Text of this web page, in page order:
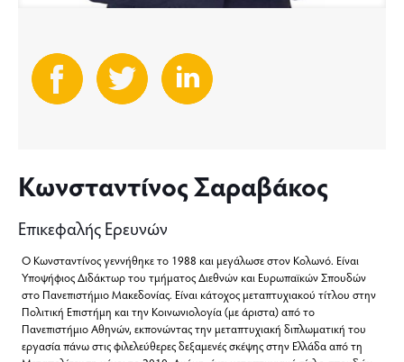
Κωνσταντίνος Σαραβάκος
Επικεφαλής Ερευνών
Ο Κωνσταντίνος γεννήθηκε το 1988 και μεγάλωσε στον Κολωνό. Είναι
Υποψήφιος Διδάκτωρ του τμήματος Διεθνών και Ευρωπαϊκών Σπουδών
στο Πανεπιστήμιο Μακεδονίας. Είναι κάτοχος μεταπτυχιακού τίτλου στην
Πολιτική Επιστήμη και την Κοινωνιολογία (με άριστα) από το
Πανεπιστήμιο Αθηνών, εκπονώντας την μεταπτυχιακή διπλωματική του
εργασία πάνω στις φιλελεύθερες δεξαμενές σκέψης στην Ελλάδα από τη